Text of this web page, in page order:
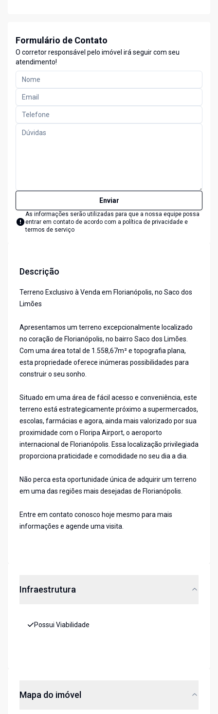
Formulário de Contato
O corretor responsável pelo imóvel irá seguir com seu
atendimento!
Enviar
As informações serão utilizadas para que a nossa equipe possa
entrar em contato de acordo com a política de privacidade e
termos de serviço
Descrição
Terreno Exclusivo à Venda em Florianópolis, no Saco dos
Limões
Apresentamos um terreno excepcionalmente localizado
no coração de Florianópolis, no bairro Saco dos Limões.
Com uma área total de 1.558,67m² e topografia plana,
esta propriedade oferece inúmeras possibilidades para
construir o seu sonho.
Situado em uma área de fácil acesso e conveniência, este
terreno está estrategicamente próximo a supermercados,
escolas, farmácias e agora, ainda mais valorizado por sua
proximidade com o Floripa Airport, o aeroporto
internacional de Florianópolis. Essa localização privilegiada
proporciona praticidade e comodidade no seu dia a dia.
Não perca esta oportunidade única de adquirir um terreno
em uma das regiões mais desejadas de Florianópolis.
Entre em contato conosco hoje mesmo para mais
informações e agende uma visita.
Infraestrutura
Possui Viabilidade
Mapa do imóvel